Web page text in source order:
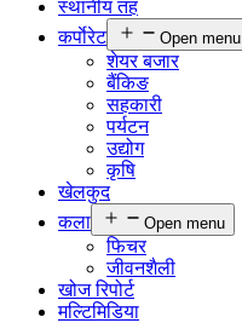
स्थानीय तह
कर्पाेरेट
Open menu
शेयर बजार
बैंकिङ
सहकारी
पर्यटन
उद्योग
कृषि
खेलकुद
कला
Open menu
फिचर
जीवनशैली
खोज रिपोर्ट
मल्टिमिडिया